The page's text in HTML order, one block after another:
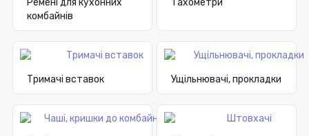
Ремені для кухонних
комбайнів
Тахометри
Тримачі вставок Ущільнювачі, прокладки